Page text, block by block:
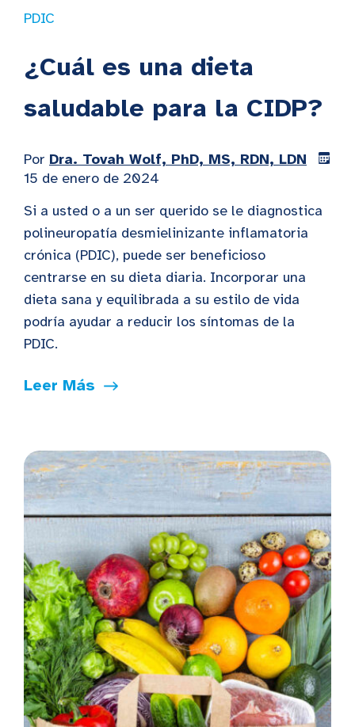
PDIC
¿Cuál es una dieta
saludable para la CIDP?
Por Dra. Tovah Wolf, PhD, MS, RDN, LDN
15 de enero de 2024
Si a usted o a un ser querido se le diagnostica
polineuropatía desmielinizante inflamatoria
crónica (PDIC), puede ser beneficioso
centrarse en su dieta diaria. Incorporar una
dieta sana y equilibrada a su estilo de vida
podría ayudar a reducir los síntomas de la
PDIC.
Leer Más